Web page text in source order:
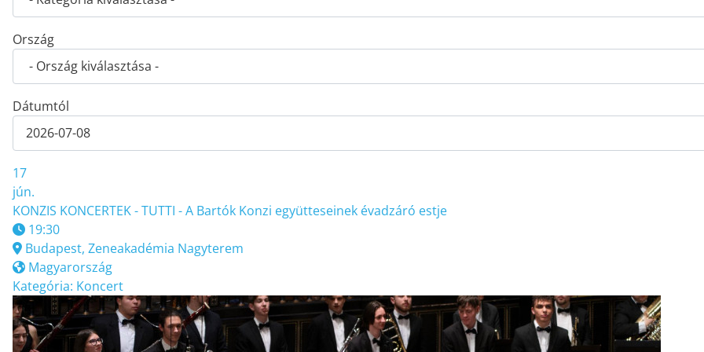
Ország
Dátumtól
17
jún.
KONZIS KONCERTEK - TUTTI - A Bartók Konzi együtteseinek évadzáró estje
19:30
Budapest, Zeneakadémia Nagyterem
Magyarország
Kategória: Koncert